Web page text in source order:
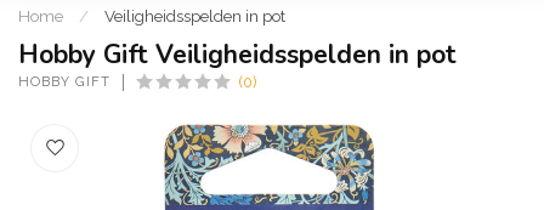
Home / Veiligheidsspelden in pot
Hobby Gift Veiligheidsspelden in pot
HOBBY GIFT (0)